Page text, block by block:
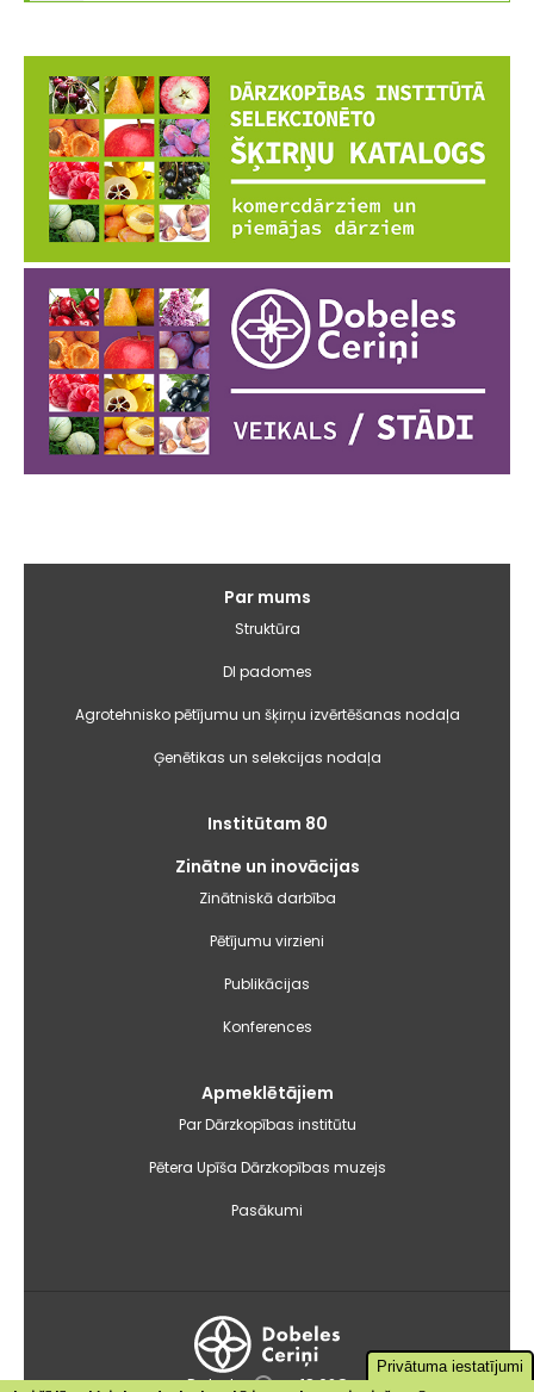
Par mums
Struktūra
DI padomes
Agrotehnisko pētījumu un šķirņu izvērtēšanas nodaļa
Ģenētikas un selekcijas nodaļa
Institūtam 80
Zinātne un inovācijas
Zinātniskā darbība
Pētījumu virzieni
Publikācijas
Konferences
Apmeklētājiem
Par Dārzkopības institūtu
Pētera Upīša Dārzkopības muzejs
Pasākumi
Dobele +18.6°C
Privātuma iestatījumi